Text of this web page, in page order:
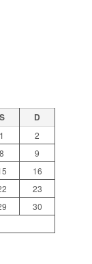
S D
1
2
8
9
16
23
30